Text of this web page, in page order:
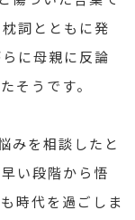
詞とともに発
に母親に反論
そうです。
みを相談したと
い段階から悟
時代を過ごしま